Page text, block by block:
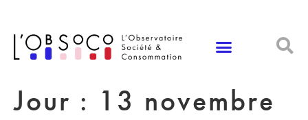
Jour : 13 novembre